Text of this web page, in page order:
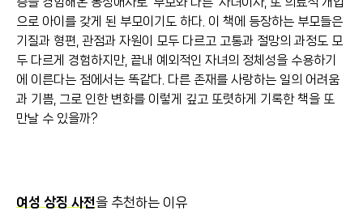
으로 아이를 갖게 된 부모이기도 하다. 이 책에 등장하는 부모들은
기질과 형편, 관점과 자원이 모두 다르고 고통과 절망의 과정도 모
두 다르게 경험하지만, 끝내 예외적인 자녀의 정체성을 수용하기
에 이른다는 점에서는 똑같다. 다른 존재를 사랑하는 일의 어려움
과 기쁨, 그로 인한 변화를 이렇게 깊고 또렷하게 기록한 책을 또
만날 수 있을까?
여성 상징 사전을 추천하는 이유